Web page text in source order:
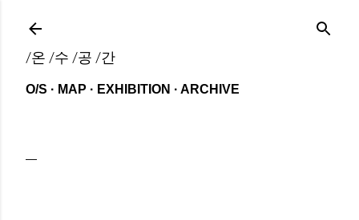
/온 /수 /공 /간
O/S MAP EXHIBITION ARCHIVE